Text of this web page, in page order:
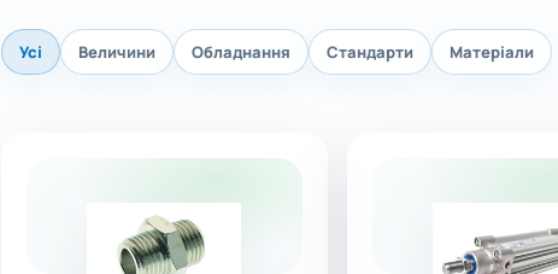
Усі Величини Обладнання Стандарти Матеріали